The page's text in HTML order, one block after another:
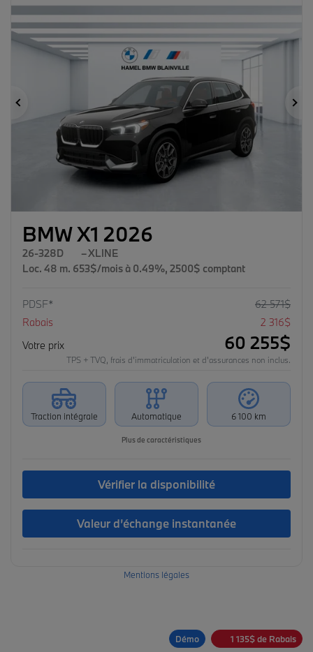
Précédent
BMW X1 2026
26-328D
– XLINE
Loc. 48 m. 653$/mois à 0.49%, 2500$ comptant
PDSF* 62 571$
Rabais
2 316$
Votre prix
60 255$
TPS + TVQ, frais d'immatriculation et d'assurances non inclus.
Traction intégrale Automatique 6 100 km
Plus de caractéristiques
Vérifier la disponibilité
Valeur d’échange instantanée
Mentions légales
Démo 1 135$de Rabais